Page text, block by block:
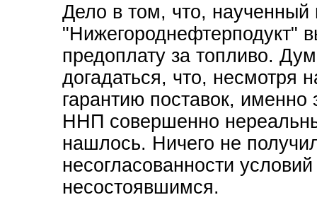
Дело в том, что, наученный
"Нижегороднефтерподукт"
предоплату за топливо.
догадаться, что, несмотря
гарантию поставок,
ННП совершенно
нашлось. Ничего не
несогласованности
несостоявшимся.